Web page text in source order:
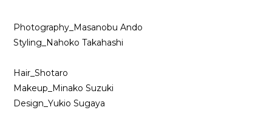
Photography_Masanobu Ando
Styling_Nahoko Takahashi
Hair_Shotaro
Makeup_Minako Suzuki
Design_Yukio Sugaya